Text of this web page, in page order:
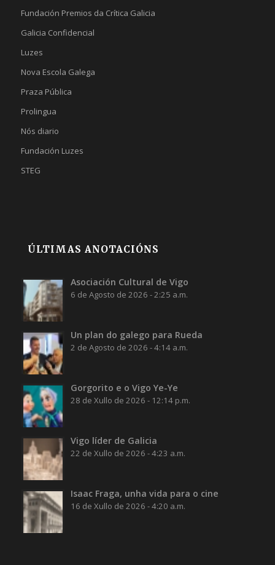
Fundación Premios da Crítica Galicia
Galicia Confidencial
Luzes
Nova Escola Galega
Praza Pública
Prolingua
Nós diario
Fundación Luzes
STEG
ÚLTIMAS ANOTACIÓNS
Asociación Cultural de Vigo
6 de Agosto de 2026 - 2:25 a.m.
Un plan do galego para Rueda
2 de Agosto de 2026 - 4:14 a.m.
Gorgorito e o Vigo Ye-Ye
28 de Xullo de 2026 - 12:14 p.m.
Vigo líder de Galicia
22 de Xullo de 2026 - 4:23 a.m.
Isaac Fraga, unha vida para o cine
16 de Xullo de 2026 - 4:20 a.m.